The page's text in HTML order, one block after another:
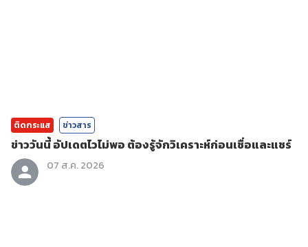
ติดกระแส ข่าวสาร
ข่าววันนี้ อัปเดตไวไม่พอ ต้องรู้จักวิเคราะห์ก่อนเชื่อและแชร์
07 ส.ค. 2026